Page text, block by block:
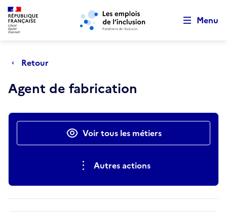
Aller au menu principal Aller au contenu principal
Menu
Retour
Agent de fabrication
Actions rapidesVoir tous les métiers
Autres actions
Retour au début de la page
Panneau de gestion des cookies